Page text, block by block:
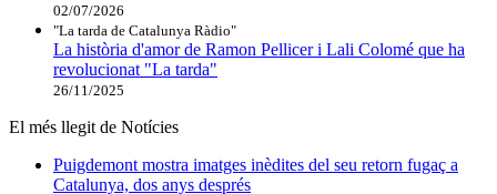
02/07/2026
"La tarda de Catalunya Ràdio"
La història d'amor de Ramon Pellicer i Lali Colomé que ha
revolucionat "La tarda"
26/11/2025
El més llegit de Notícies
Puigdemont mostra imatges inèdites del seu retorn fugaç a
Catalunya, dos anys després